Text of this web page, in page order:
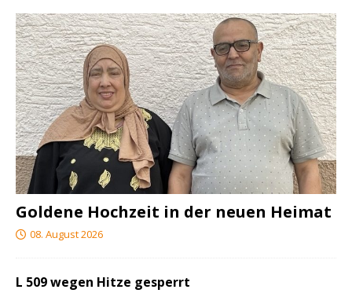
Goldene Hochzeit in der neuen Heimat
08. August 2026
L 509 wegen Hitze gesperrt